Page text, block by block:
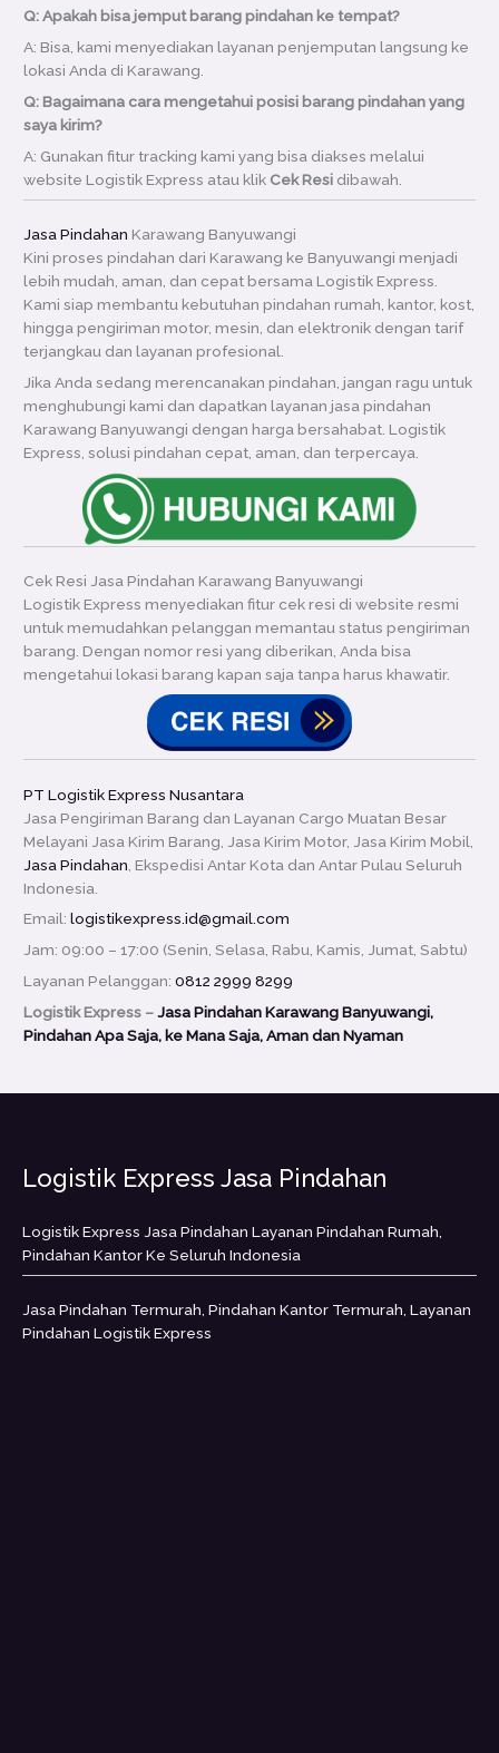
Q: Apakah bisa jemput barang pindahan ke tempat?
A: Bisa, kami menyediakan layanan penjemputan langsung ke
lokasi Anda di Karawang.
Q: Bagaimana cara mengetahui posisi barang pindahan yang
saya kirim?
A: Gunakan fitur tracking kami yang bisa diakses melalui
website Logistik Express atau klik Cek Resi dibawah.
Jasa Pindahan Karawang Banyuwangi
Kini proses pindahan dari Karawang ke Banyuwangi menjadi
lebih mudah, aman, dan cepat bersama Logistik Express.
Kami siap membantu kebutuhan pindahan rumah, kantor, kost,
hingga pengiriman motor, mesin, dan elektronik dengan tarif
terjangkau dan layanan profesional.
Jika Anda sedang merencanakan pindahan, jangan ragu untuk
menghubungi kami dan dapatkan layanan jasa pindahan
Karawang Banyuwangi dengan harga bersahabat. Logistik
Express, solusi pindahan cepat, aman, dan terpercaya.
Cek Resi Jasa Pindahan Karawang Banyuwangi
Logistik Express menyediakan fitur cek resi di website resmi
untuk memudahkan pelanggan memantau status pengiriman
barang. Dengan nomor resi yang diberikan, Anda bisa
mengetahui lokasi barang kapan saja tanpa harus khawatir.
PT Logistik Express Nusantara
Jasa Pengiriman Barang dan Layanan Cargo Muatan Besar
Melayani Jasa Kirim Barang, Jasa Kirim Motor, Jasa Kirim Mobil,
Jasa Pindahan , Ekspedisi Antar Kota dan Antar Pulau Seluruh
Indonesia.
Email:logistikexpress.id@gmail.com
Jam: 09:00 – 17:00 (Senin, Selasa, Rabu, Kamis, Jumat, Sabtu)
Layanan Pelanggan:0812 2999 8299
Logistik Express –Jasa Pindahan Karawang Banyuwangi,
Pindahan Apa Saja, ke Mana Saja, Aman dan Nyaman
Logistik Express Jasa Pindahan
Logistik Express Jasa Pindahan Layanan Pindahan Rumah,
Pindahan Kantor Ke Seluruh Indonesia
Jasa Pindahan Termurah, Pindahan Kantor Termurah, Layanan
Pindahan Logistik Express